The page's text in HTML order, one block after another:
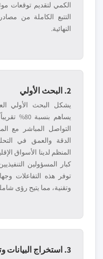
الكمي لتقديم توقعات
التتبع الكاملة من
النهائية.
2. البحث الأولي
يشكل البحث الأولي
يساهم
التواصل المباشر مع
الدقة والعمق في
المنظم لدينا الأسواق
كبار المسؤولين
توفر هذه التفاعلات
وتقنية، مما يتيح رؤى
3. استخراج البيانات وتحليل السوق